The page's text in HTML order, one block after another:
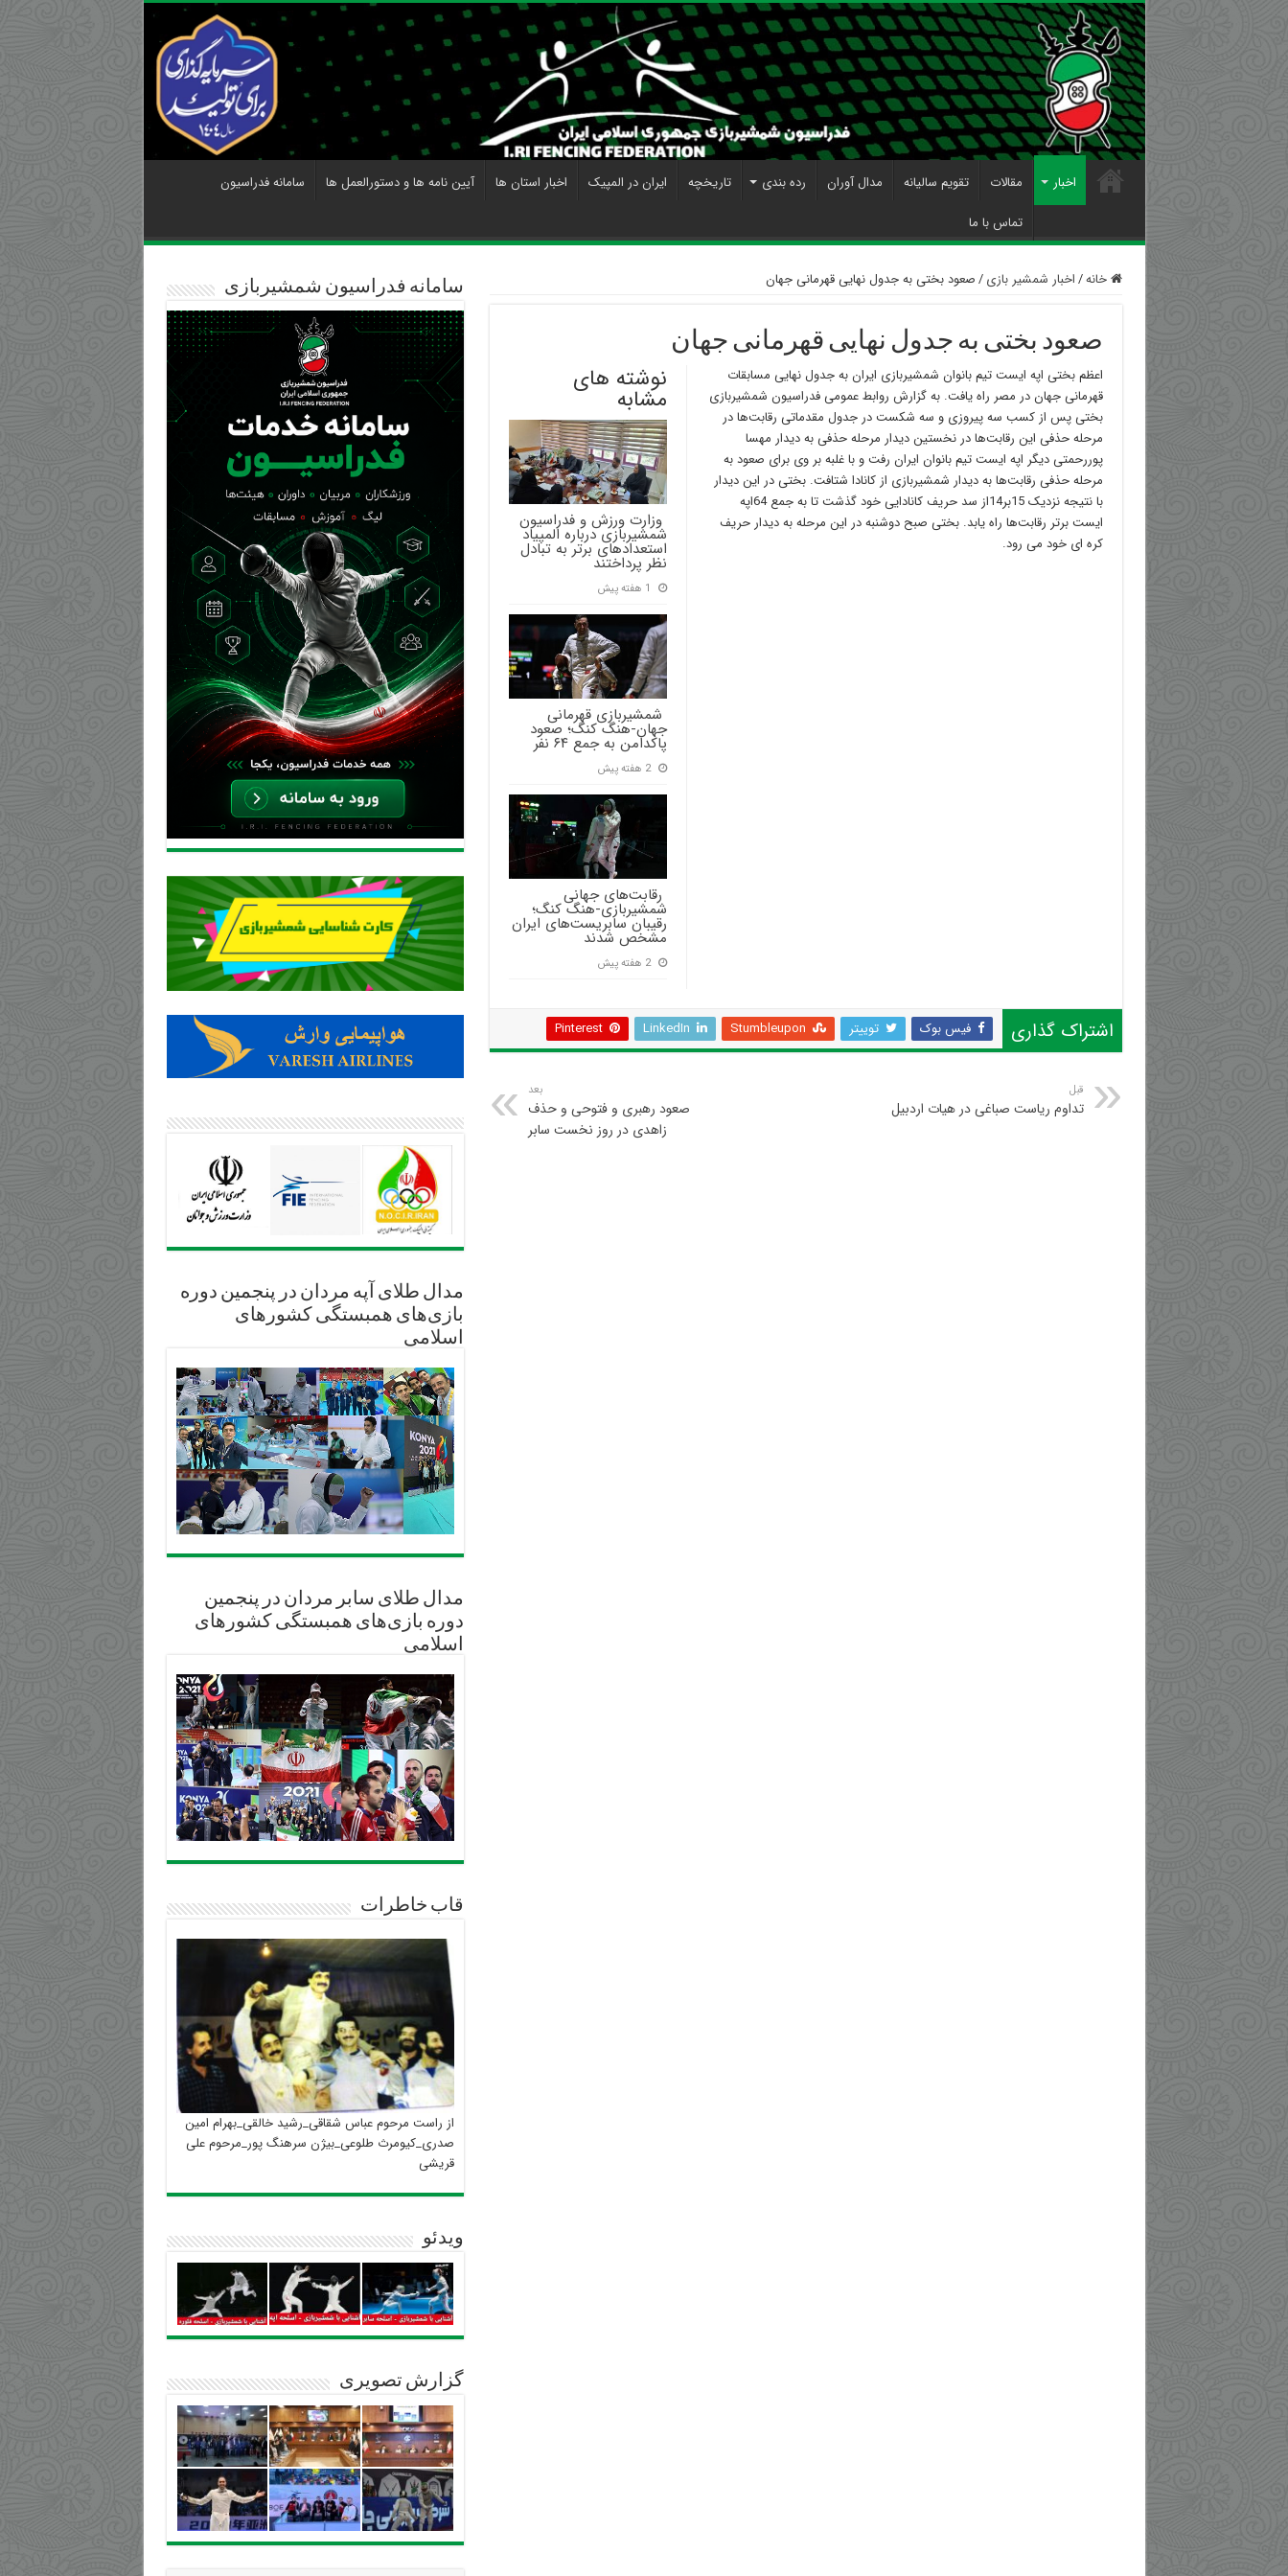
اخبار مقالات تقویم سالیانه مدال آوران رده بندی تاریخچه ایران در المپیک اخبار استان ها آیین نامه ها و دستورالعمل ها
سامانه فدراسیون
تماس با ما
خانه/اخبار شمشیر بازی /صعود بختی به جدول نهایی قهرمانی جهان
صعود بختی به جدول نهایی قهرمانی جهان
نوشته های
مشابه
‍ وزارت ورزش و فدراسیون
شمشیربازی درباره المپیاد
استعدادهای برتر به تبادل
نظر پرداختند
1 هفته پیش
‍ شمشیربازی قهرمانی
جهان-هنگ کنگ؛ صعود
پاکدامن به جمع ۶۴ نفر
2 هفته پیش
‍ رقابت‌های جهانی
شمشیربازی-هنگ کنگ؛
رقیبان سابریست‌های ایران
مشخص شدند
2 هفته پیش
اعظم بختی اپه ایست تیم بانوان شمشیربازی ایران به جدول نهایی مسابقات
قهرمانی جهان در مصر راه یافت. به گزارش روابط عمومی فدراسیون شمشیربازی
بختی پس از کسب سه پیروزی و سه شکست در جدول مقدماتی رقابت‌ها در
مرحله حذفی این رقابت‌ها در نخستین دیدار مرحله حذفی به دیدار مهسا
پوررحمتی دیگر اپه ایست تیم بانوان ایران رفت و با غلبه بر وی برای صعود به
مرحله حذفی رقابت‌ها به دیدار شمشیربازی از کانادا شتافت. بختی در این دیدار
با نتیجه نزدیک 15بر14از سد حریف کانادایی خود گذشت تا به جمع 64اپه
ایست برتر رقابت‌ها راه یابد. بختی صبح دوشنبه در این مرحله به دیدار حریف
کره ای خود می رود.
اشتراک گذاری فیس بوک توییتر Stumbleupon
LinkedIn
Pinterest
قبل
تداوم ریاست صباغی در هیات اردبیل
بعد
صعود رهبری و فتوحی و حذف
زاهدی در روز نخست سابر
سامانه فدراسیون شمشیربازی
مدال طلای آپه مردان در پنجمین دوره
بازی‌های همبستگی کشورهای
اسلامی
مدال طلای سابر مردان در پنجمین
دوره بازی‌های همبستگی کشورهای
اسلامی
قاب خاطرات
از راست مرحوم عباس شقاقی_رشید خالقی_بهرام امین
صدری_کیومرث طلوعی_بیژن سرهنگ پور_مرحوم علی
قریشی
ویدئو
گزارش تصویری